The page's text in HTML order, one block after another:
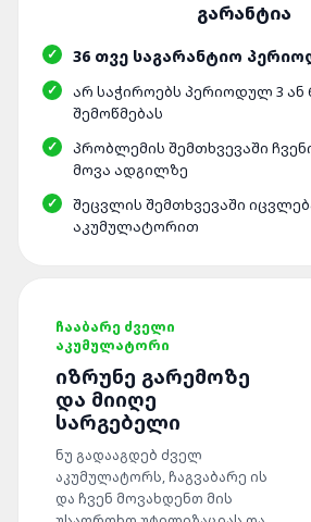
36 ᲗᲕᲔ ᲡᲐᲒᲐᲠᲐᲜᲢᲘᲝ
ᲐᲠ ᲡᲐᲭᲘᲠᲝᲔᲑᲡ ᲞᲔᲠᲘᲝᲓᲣᲚ 3
ᲨᲔᲛᲝᲬᲛᲔᲑᲐᲡ
ᲞᲠᲝᲑᲚᲔᲛᲘᲡ ᲨᲔᲛᲗᲮᲕᲔᲕᲐᲨᲘ
ᲛᲝᲕᲐ ᲐᲓᲒᲘᲚᲖᲔ
ᲨᲔᲪᲕᲚᲘᲡ ᲨᲔᲛᲗᲮᲕᲔᲕᲐᲨᲘ
ᲐᲙᲣᲛᲣᲚᲐᲢᲝᲠᲘᲗ
ᲩᲐᲐᲑᲐᲠᲔ ᲫᲕᲔᲚᲘ
ᲐᲙᲣᲛᲣᲚᲐᲢᲝᲠᲘ
ᲘᲖᲠᲣᲜᲔ ᲒᲐᲠᲔᲛᲝᲖᲔ
ᲓᲐ ᲛᲘᲘᲦᲔ
ᲡᲐᲠᲒᲔᲑᲔᲚᲘ
ნუ გადააგდებ ძველ
აკუმულატორს, ჩაგვაბარე ის
და ჩვენ მოვახდენთ მის